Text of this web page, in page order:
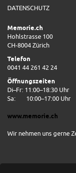
DATENSCHUTZ
Memorie.ch
Hohlstrasse 100
CH-8004 Zürich
Telefon
0041 44 261 42 24
Öffnungszeiten
Di–Fr: 11:00–18:30 Uhr
Sa:
10:00–17:00 Uhr
www.memorie.ch
Wir nehmen uns gerne